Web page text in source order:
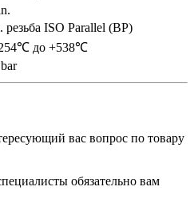
резьба ISO Parallel (BP)
до +538℃
вас вопрос по товару
обязательно вам